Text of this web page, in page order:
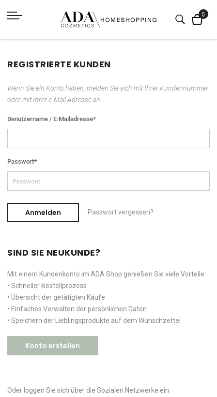
REGISTRIERTE KUNDEN
Wenn Sie ein Konto haben, melden Sie sich mit Ihrer Kundennummer
oder mit Ihrer e-Mail Adresse an.
Benutzername / E-Mailadresse*
Passwort*
Anmelden Passwort vergessen?
SIND SIE NEUKUNDE?
Mit einem Kundenkonto im ADA Shop genießen Sie viele Vorteile:
• Schneller Bestellprozess
• Übersicht der getätigten Käufe
• Einfaches Verwalten der persönlichen Daten
• Speichern der Lieblingsprodukte auf dem Wunschzettel
Konto erstellen
Oder loggen Sie sich über die Sozialen Netzwerke ein